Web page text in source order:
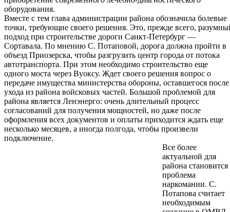
оборудования.
Вместе с тем глава администрации района обозначила болевые
точки, требующие своего решения. Это, прежде всего,
подход при строительстве дороги Санкт-Петербург —
Сортавала. По мнению С. Потаповой, дорога должна пройти в
объезд Приозерска, чтобы разгрузить центр города от потока
автотранспорта. При этом необходимо строительство еще
одного моста через Вуоксу. Ждет своего решения вопрос о
передаче имущества министерства обороны, оставшегося после
ухода из района войсковых частей. Большой проблемой для
района является Ленэнерго: очень длительный процесс
согласований для получения мощностей, но даже после
оформления всех документов и оплаты приходится ждать еще
несколько месяцев, а иногда полгода, чтобы произвели
подключение.
Все более
актуальной для
района становится
проблема
наркомании. С.
Потапова считает
необходимым